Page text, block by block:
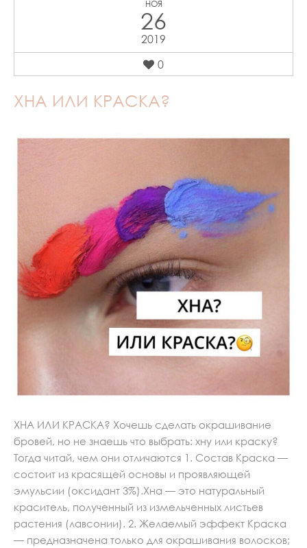
НОЯ
26
2019
0
ХНА ИЛИ КРАСКА?
ХНА ИЛИ КРАСКА? Хочешь сделать окрашивание
бровей, но не знаешь что выбрать: хну или краску?
Тогда читай, чем они отличаются 1. Состав Краска —
состоит из красящей основы и проявляющей
эмульсии (оксидант 3%).Хна — это натуральный
краситель, полученный из измельченных листьев
растения (лавсонии). 2. Желаемый эффект Краска
— предназначена только для окрашивания волосков;